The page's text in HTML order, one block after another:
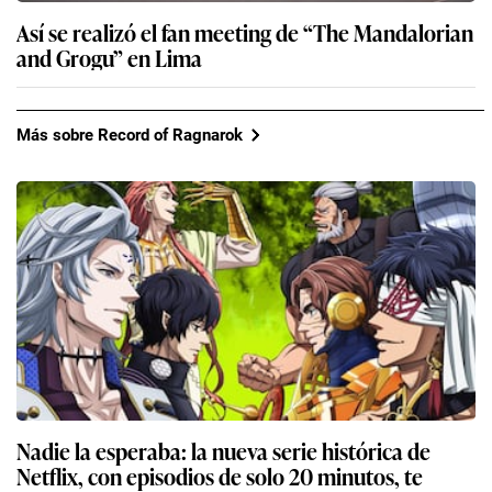
Así se realizó el fan meeting de “The Mandalorian
and Grogu” en Lima
Más sobre Record of Ragnarok
Nadie la esperaba: la nueva serie histórica de
Netflix, con episodios de solo 20 minutos, te